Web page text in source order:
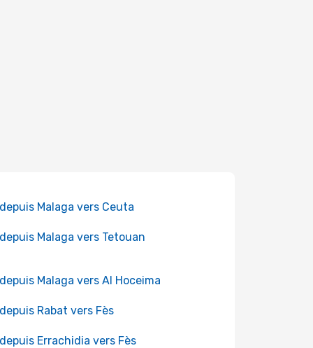
Malaga vers Ceuta
Malaga vers Tetouan
Malaga vers Al Hoceima
Rabat vers Fès
Errachidia vers Fès